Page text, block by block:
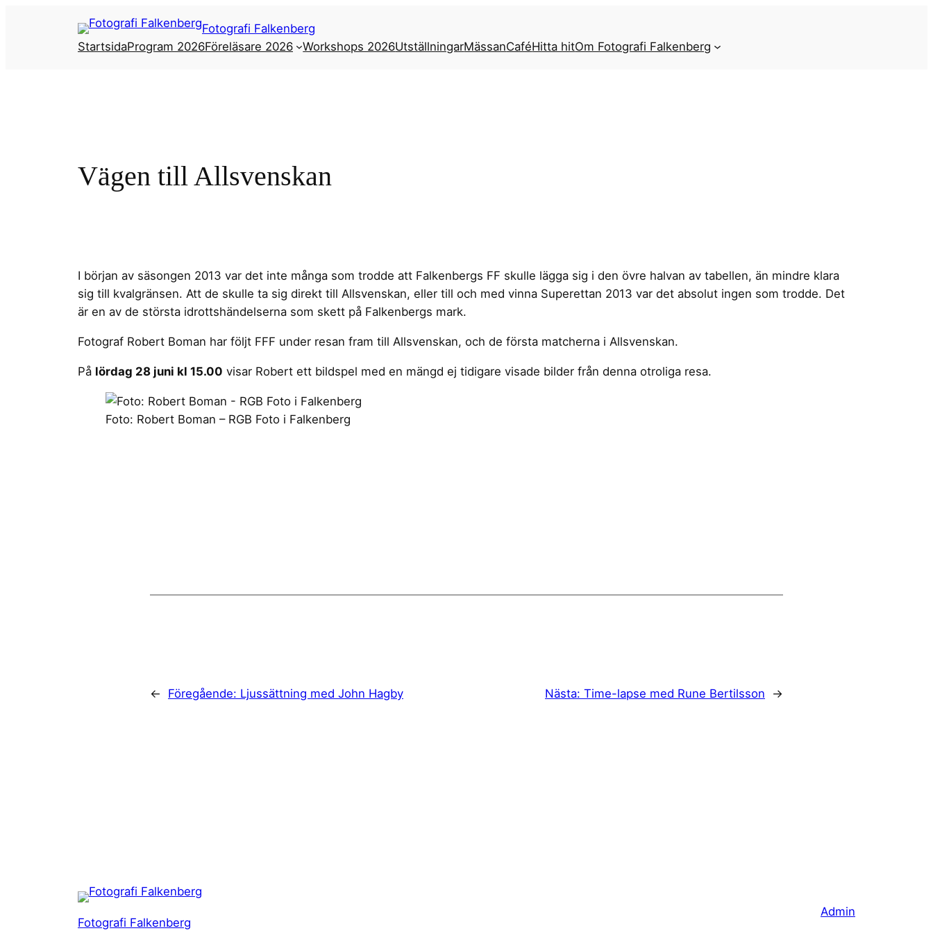
Fotografi Falkenberg
StartsidaProgram 2026Föreläsare 2026 Workshops 2026UtställningarMässanCaféHitta hitOm Fotografi Falkenberg
Vägen till Allsvenskan
I början av säsongen 2013 var det inte många som trodde att Falkenbergs FF skulle lägga sig i den övre halvan av tabellen, än mindre klara
sig till kvalgränsen. Att de skulle ta sig direkt till Allsvenskan, eller till och med vinna Superettan 2013 var det absolut ingen som trodde. Det
är en av de största idrottshändelserna som skett på Falkenbergs mark.
Fotograf Robert Boman har följt FFF under resan fram till Allsvenskan, och de första matcherna i Allsvenskan.
På lördag 28 juni kl 15.00 visar Robert ett bildspel med en mängd ej tidigare visade bilder från denna otroliga resa.
Foto: Robert Boman – RGB Foto i Falkenberg
← Föregående: Ljussättning med John Hagby Nästa: Time-lapse med Rune Bertilsson →
Fotografi Falkenberg
Admin